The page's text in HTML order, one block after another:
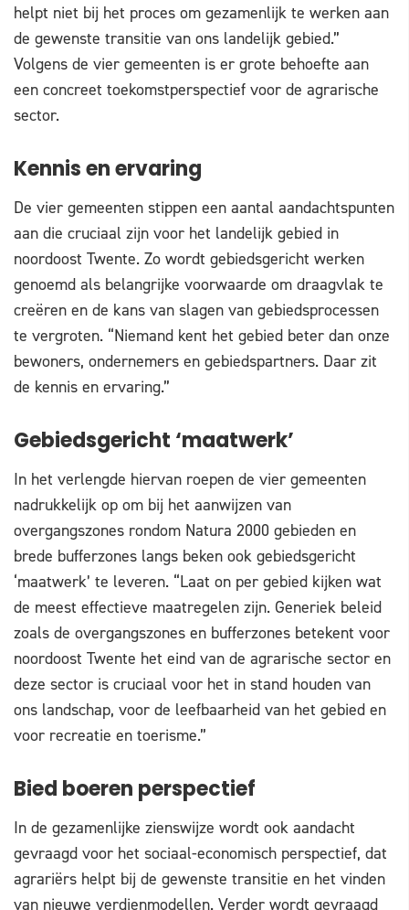
helpt niet bij het proces om gezamenlijk te werken aan
de gewenste transitie van ons landelijk gebied.”
Volgens de vier gemeenten is er grote behoefte aan
een concreet toekomstperspectief voor de agrarische
sector.
Kennis en ervaring
De vier gemeenten stippen een aantal aandachtspunten
aan die cruciaal zijn voor het landelijk gebied in
noordoost Twente. Zo wordt gebiedsgericht werken
genoemd als belangrijke voorwaarde om draagvlak te
creëren en de kans van slagen van gebiedsprocessen
te vergroten. “Niemand kent het gebied beter dan onze
bewoners, ondernemers en gebiedspartners. Daar zit
de kennis en ervaring.”
Gebiedsgericht ‘maatwerk’
In het verlengde hiervan roepen de vier gemeenten
nadrukkelijk op om bij het aanwijzen van
overgangszones rondom Natura 2000 gebieden en
brede bufferzones langs beken ook gebiedsgericht
‘maatwerk’ te leveren. “Laat on per gebied kijken wat
de meest effectieve maatregelen zijn. Generiek beleid
zoals de overgangszones en bufferzones betekent voor
noordoost Twente het eind van de agrarische sector en
deze sector is cruciaal voor het in stand houden van
ons landschap, voor de leefbaarheid van het gebied en
voor recreatie en toerisme.”
Bied boeren perspectief
In de gezamenlijke zienswijze wordt ook aandacht
gevraagd voor het sociaal-economisch perspectief, dat
agrariërs helpt bij de gewenste transitie en het vinden
van nieuwe verdienmodellen. Verder wordt gevraagd